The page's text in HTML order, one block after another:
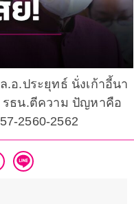
อ.ประยุทธ์ นั่งเก้าอี้นา
รธน.ตีความ ปัญหาคือ
2560-2562